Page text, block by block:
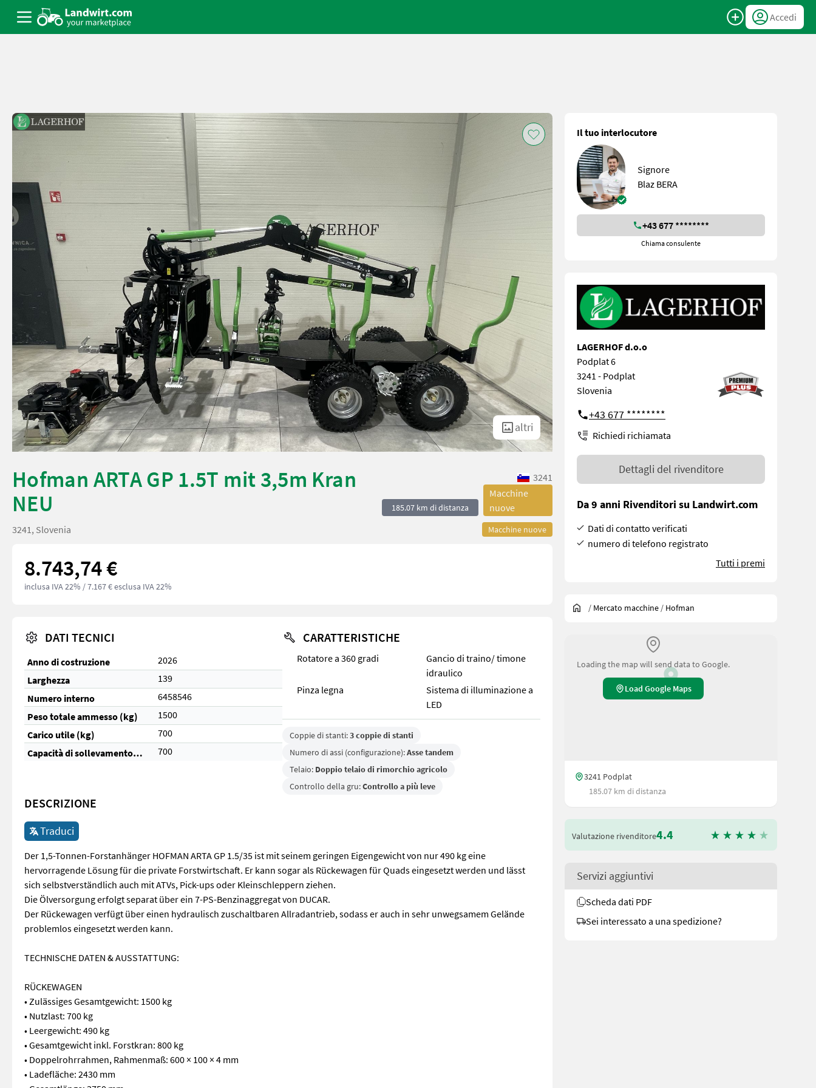
Accedi
altri
Hofman ARTA GP 1.5T mit 3,5m Kran
NEU
3241
185.07 km di distanza
Macchine
nuove
Macchine nuove
3241, Slovenia
8.743,74 €
inclusa IVA 22% / 7.167 € esclusa IVA 22%
DATI TECNICI
Anno di costruzione
2026
Larghezza
139
Numero interno
6458546
Peso totale ammesso (kg)
1500
Carico utile (kg)
700
Capacità di sollevamento (kg)
700
CARATTERISTICHE
Rotatore a 360 gradi
Gancio di traino/ timone
idraulico
Pinza legna
Sistema di illuminazione a
LED
Coppie di stanti:3 coppie di stanti
Numero di assi (configurazione):Asse tandem
Telaio: Doppio telaio di rimorchio agricolo
Controllo della gru:Controllo a più leve
DESCRIZIONE
Traduci
Der 1,5-Tonnen-Forstanhänger HOFMAN ARTA GP 1.5/35 ist mit seinem geringen Eigengewicht von nur 490 kg eine
hervorragende Lösung für die private Forstwirtschaft. Er kann sogar als Rückewagen für Quads eingesetzt werden und lässt
sich selbstverständlich auch mit ATVs, Pick-ups oder Kleinschleppern ziehen.
Die Ölversorgung erfolgt separat über ein 7-PS-Benzinaggregat von DUCAR.
Der Rückewagen verfügt über einen hydraulisch zuschaltbaren Allradantrieb, sodass er auch in sehr unwegsamem Gelände
problemlos eingesetzt werden kann.
TECHNISCHE DATEN & AUSSTATTUNG:
RÜCKEWAGEN
• Zulässiges Gesamtgewicht: 1500 kg
• Nutzlast: 700 kg
• Leergewicht: 490 kg
• Gesamtgewicht inkl. Forstkran: 800 kg
• Doppelrohrrahmen, Rahmenmaß: 600 × 100 × 4 mm
• Ladefläche: 2430 mm
Il tuo interlocutore
Signore
Blaz BERA
+43 677 ********
Chiama consulente
LAGERHOF d.o.o
Podplat 6
3241 - Podplat
Slovenia
+43 677 ********
Richiedi richiamata
Dettagli del rivenditore
Da 9 anni Rivenditori su Landwirt.com
Dati di contatto verificati
numero di telefono registrato
Tutti i premi
/ Mercato macchine / Hofman
Loading the map will send data to Google.
Load Google Maps
3241 Podplat
185.07 km di distanza
Valutazione rivenditore4.4
Servizi aggiuntivi
Scheda dati PDF
Sei interessato a una spedizione?